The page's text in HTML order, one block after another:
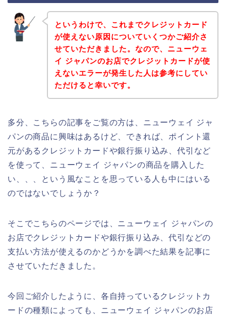
というわけで、これまでクレジットカード
が使えない原因についていくつかご紹介さ
せていただきました。なので、ニューウェ
イ ジャパンのお店でクレジットカードが使
えないエラーが発生した人は参考にしてい
ただけると幸いです。
多分、こちらの記事をご覧の方は、ニューウェイ ジャ
パンの商品に興味はあるけど、できれば、ポイント還
元があるクレジットカードや銀行振り込み、代引など
を使って、ニューウェイ ジャパンの商品を購入した
い、、、という風なことを思っている人も中にはいる
のではないでしょうか？
そこでこちらのページでは、ニューウェイ ジャパンの
お店でクレジットカードや銀行振り込み、代引などの
支払い方法が使えるのかどうかを調べた結果を記事に
させていただきました。
今回ご紹介したように、各自持っているクレジットカ
ードの種類によっても、ニューウェイ ジャパンのお店